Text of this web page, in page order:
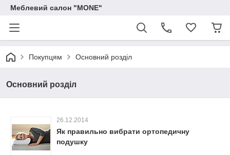
Меблевий салон "MONE"
Покупцям Основний розділ
Основний розділ
26.12.2014
Як правильно вибрати ортопедичну
подушку